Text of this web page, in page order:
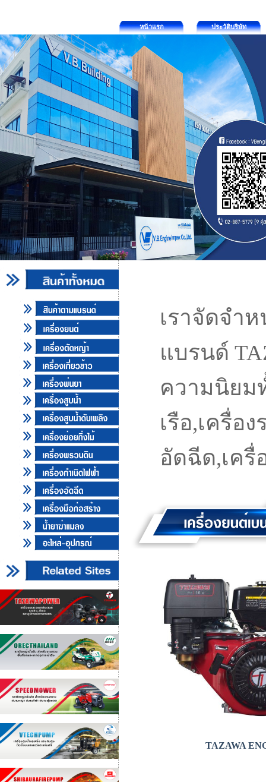
หน้าแรก ประวัติบริษัท
เราจัดจำ
แบรนด์
ความนิยม
เรือ,เครื่อ
อัดฉีด,เครื่
TAZAWA